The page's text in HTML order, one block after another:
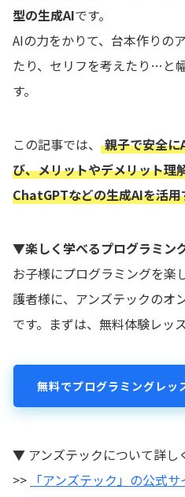
型の生成AIです。
AIの力をかりて、台本作りの
たり、セリフを考えたり…と
す。
この記事では、
親子で安全
び、メリットやデメリット理
ChatGPTなどの生成AIを活用
▼楽しく学べるプログラミン
お子様にプログラミングを楽
護者様に、アンズテックのオ
です。まずは、無料体験レッ
無料でプログラミングレッ
▼ アンズテックについて詳し
>> 「アンズテック」の公式